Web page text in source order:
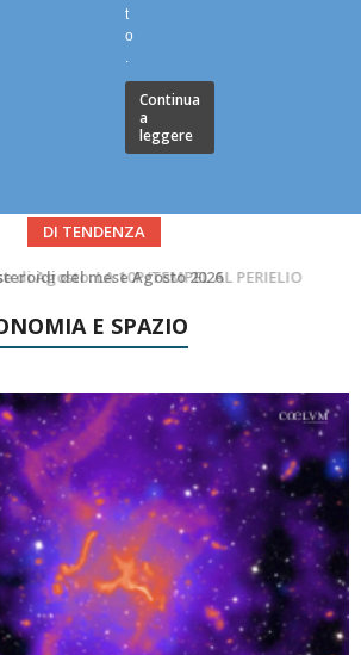
t
o
.
Continua
a
leggere
DI TENDENZA
del mese Agosto 2026
E SPAZIO